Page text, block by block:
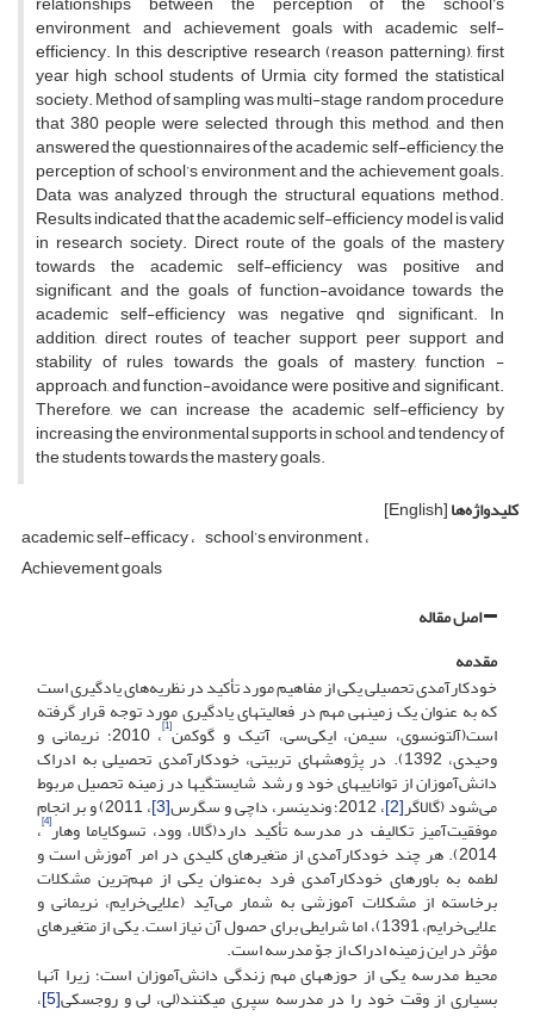
environment, and achievement goals with academic self-
efficiency. In this descriptive research (reason patterning), first
year high school students of Urmia city formed the statistical
society. Method of sampling was multi-stage random procedure
that 380 people were selected through this method, and then
answered the questionnaires of the academic self-efficiency, the
perception of school’s environment, and the achievement goals.
Data was analyzed through the structural equations method.
Results indicated that the academic self-efficiency model is valid
in research society. Direct route of the goals of the mastery
towards the academic self-efficiency was positive and
significant, and the goals of function-avoidance towards the
academic self-efficiency was negative qnd significant. In
addition, direct routes of teacher support, peer support, and
stability of rules towards the goals of mastery, function -
approach, and function-avoidance were positive and significant.
Therefore, we can increase the academic self-efficiency by
increasing the environmental supports in school, and tendency of
the students towards the mastery goals.
کلیدواژه‌ها[English]
academic self-efficacy school’s environment
Achievement goals
اصل مقاله
مقدمه
خودکارآمدی تحصیلی یکی از مفاهیم مورد تأکید در نظریه‌های یادگیری است
که به عنوان یک زمینه­ی مهم در فعالیت­های یادگیری مورد توجه قرار گرفته
است(آلتونسوی، سی­من، ایکی‌سی، آتیک و گوک­من[1] ، 2010؛ نریمانی و
وحیدی، 1392). در پژوهش­های تربیتی، خودکارآمدی تحصیلی به ادراک
دانش‌آموزان از توانایی­های خود و رشد شایستگی­ها در زمینه تحصیل مربوط
می‌شود (گالاگر[2] ، 2012؛ ون­دینسر، داچی و سگرس [3] ، 2011) و بر انجام
موفقیت‌آمیز تکالیف در مدرسه تأکید دارد(گالا، وود، تسوکایاما و‌هار[4] ،
2014). هر چند خودکارآمدی از متغیرهای کلیدی در امر آموزش است و
لطمه به باورهای خودکارآمدی فرد به‌عنوان یکی از مهم‌ترین مشکلات
برخاسته از مشکلات آموزشی به شمار می‌آید (علایی‌خرایم، نریمانی و
علایی‌خرایم، 1391)، اما شرایطی برای حصول آن نیاز است. یکی از متغیرهای
مؤثر در این زمینه ادراک از جوّ مدرسه است.
محیط مدرسه یکی از حوزه­های مهم زندگی دانش‌آموزان است؛ زیرا آن­ها
بسیاری از وقت خود را در مدرسه سپری می­کنند(لی، لی و روجسکی[5] ،